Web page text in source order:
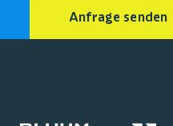
Anfrage senden